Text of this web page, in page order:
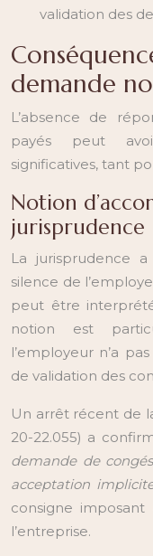
validation des
demande
L’absence de
payés peut
significatives, tant
Notion
jurisprudence
La jurisprudence
silence de
peut être
notion est
l’employeur n’a
de validation des
Un arrêt récent de
20-22.055) a
demande de
acceptation
consigne
l’entreprise.